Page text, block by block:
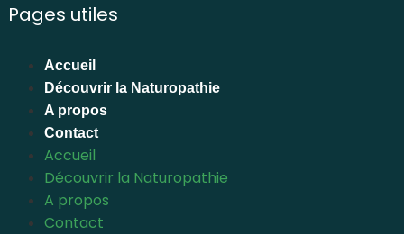
Pages utiles
Accueil
Découvrir la Naturopathie
A propos
Contact
Accueil
Découvrir la Naturopathie
A propos
Contact